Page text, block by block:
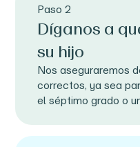
Paso 2
Díganos a
su hijo
Nos aseguraremos
correctos, ya sea
el séptimo grado o